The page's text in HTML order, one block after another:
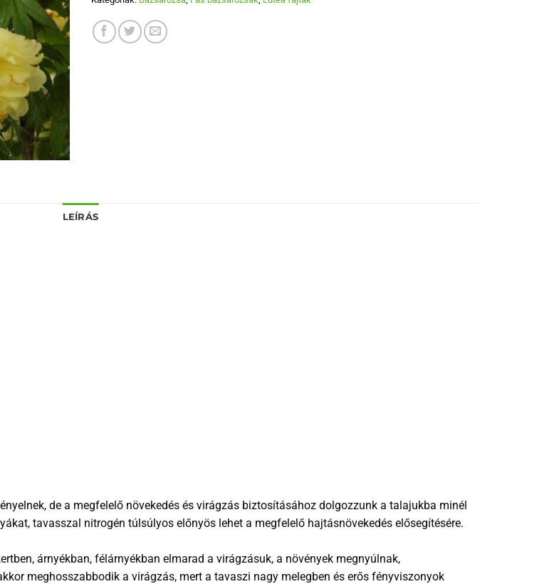
LEÍRÁS
de a megfelelő növekedés és virágzás biztosításához dolgozzunk a talajukba minél
tavasszal nitrogén túlsúlyos előnyös lehet a megfelelő hajtásnövekedés elősegítésére.
árnyékban, félárnyékban elmarad a virágzásuk, a növények megnyúlnak,
meghosszabbodik a virágzás, mert a tavaszi nagy melegben és erős fényviszonyok